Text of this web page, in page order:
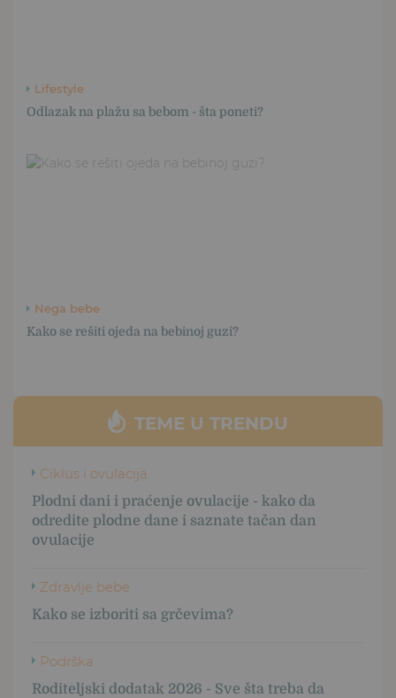
TEME U TRENDU
Ciklus i ovulacija
Plodni dani i praćenje ovulacije - kako da
odredite plodne dane i saznate tačan dan
ovulacije
Zdravlje bebe
Kako se izboriti sa grčevima?
Podrška
Roditeljski dodatak 2026 - Sve šta treba da
Lifestyle
Odlazak na plažu sa bebom - šta poneti?
Nega bebe
Kako se rešiti ojeda na bebinoj guzi?